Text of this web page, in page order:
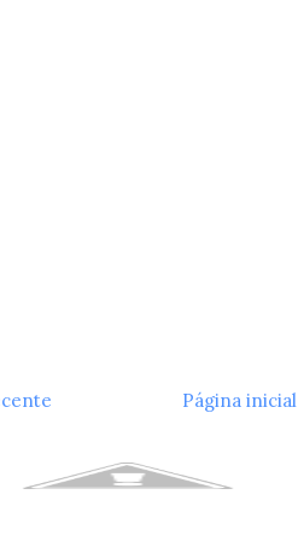
Página inicial